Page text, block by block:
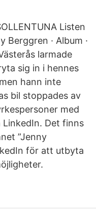
Listen
· Album ·
larmade
sig in i hennes
hann inte
bil stoppades av
med
LinkedIn. Det finns
”Jenny
för att utbyta